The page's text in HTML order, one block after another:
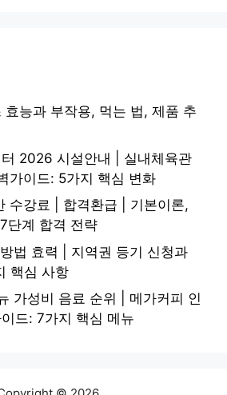
효능과 부작용, 먹는 법, 제품 추
2026 시설안내 | 실내체육관
가이드: 5가지 핵심 변화
수강료 | 합격환급 | 기본이론,
단계 합격 전략
법 효력 | 지역권 등기 신청과
핵심 사항
가성비 음료 순위 | 메가커피 인
드: 7가지 핵심 메뉴